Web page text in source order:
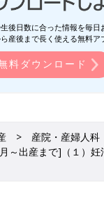
後日数に合った情報を毎日
産後まで長く使える無料ア
料ダウンロード
産院・産婦人科
～出産まで]（１）